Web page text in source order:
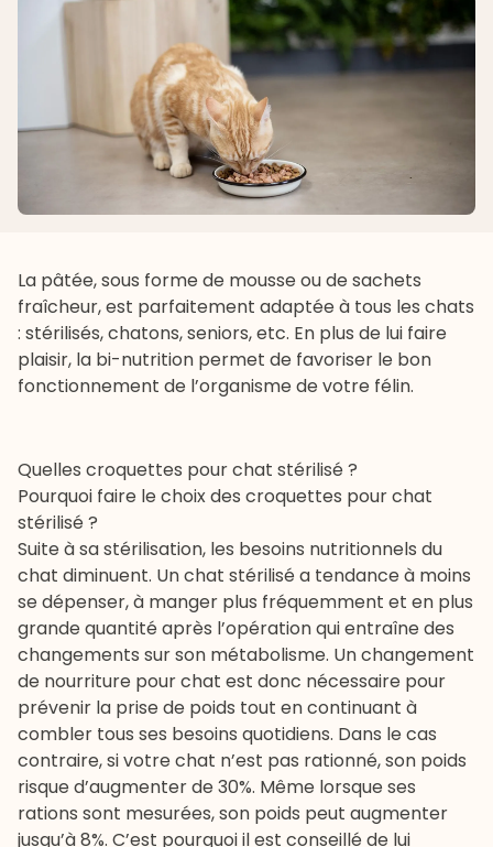
La pâtée, sous forme de mousse ou de sachets
fraîcheur, est parfaitement adaptée à tous les chats
: stérilisés, chatons, seniors, etc. En plus de lui faire
plaisir, la bi-nutrition permet de favoriser le bon
fonctionnement de l’organisme de votre félin.
Quelles croquettes pour chat stérilisé ?
Pourquoi faire le choix des croquettes pour chat
stérilisé ?
Suite à sa stérilisation, les besoins nutritionnels du
chat diminuent. Un chat stérilisé a tendance à moins
se dépenser, à manger plus fréquemment et en plus
grande quantité après l’opération qui entraîne des
changements sur son métabolisme. Un changement
de nourriture pour chat est donc nécessaire pour
prévenir la prise de poids tout en continuant à
combler tous ses besoins quotidiens. Dans le cas
contraire, si votre chat n’est pas rationné, son poids
risque d’augmenter de 30%. Même lorsque ses
rations sont mesurées, son poids peut augmenter
jusqu’à 8%. C’est pourquoi il est conseillé de lui